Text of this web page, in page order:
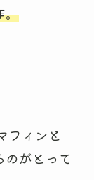
。
フィンと
がとって